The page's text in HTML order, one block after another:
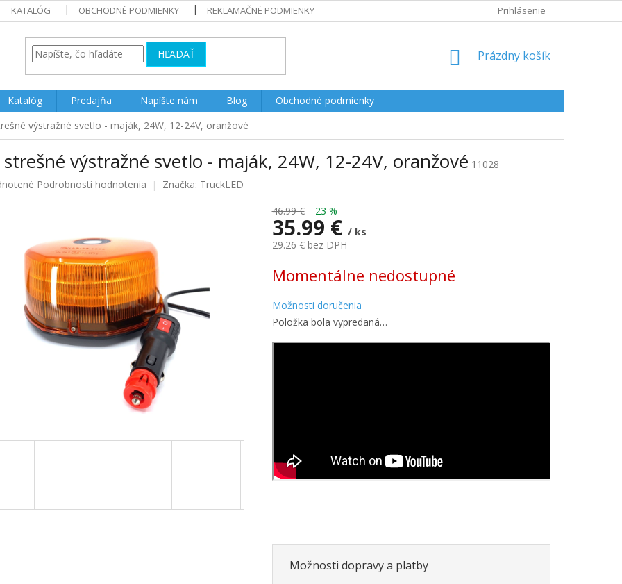
KATALÓG OBCHODNÉ PODMIENKY REKLAMAČNÉ PODMIENKY Prihlásenie
HĽADAŤ
NÁKUPNÝ
Prázdny košík
Katalóg Predajňa Napíšte nám Blog
Obchodné podmienky
výstražné svetlo - maják, 24W, 12-24V, oranžové
strešné výstražné svetlo - maják, 24W, 12-24V, oranžové 11028
Podrobnosti hodnotenia Značka: TruckLED
46.99 € –23 %
35.99 € / ks
29.26 € bez DPH
cena:
Momentálne nedostupné
Možnosti doručenia
Položka bola vypredaná…
Možnosti dopravy a platby